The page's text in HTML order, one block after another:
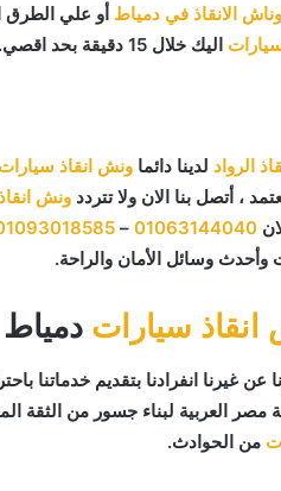
اوناش الانقاذ في دمياط أو علي الطرق
اليك خلال 15 دقيقة بحد اقصي.
الرواد لدينا دائما ونش انقاذ
، أتصل بنا الان ولا تتردد ونش
01063144040
–
وأحدث وسائل الأمان والراحة.
سيارات دمياط
مصر العربية لبناء جسور من الثقة
من الحوادث.